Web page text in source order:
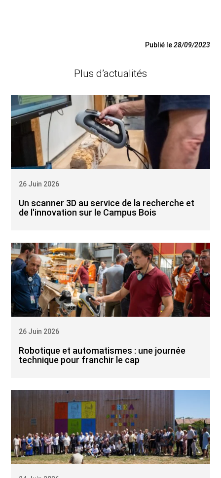
Publié le28/09/2023
Plus d’actualités
Un scanner 3D au service de la recherche et
de l'innovation sur le Campus Bois
26 Juin 2026
Robotique et automatismes : une journée
technique pour franchir le cap
26 Juin 2026